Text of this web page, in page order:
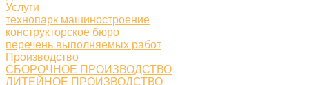
Услуги
технопарк машиностроение
конструкторское бюро
перечень выполняемых работ
Производство
СБОРОЧНОЕ ПРОИЗВОДСТВО
ЛИТЕЙНОЕ ПРОИЗВОДСТВО